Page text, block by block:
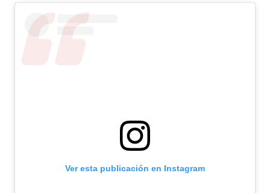
Ver esta publicación en Instagram